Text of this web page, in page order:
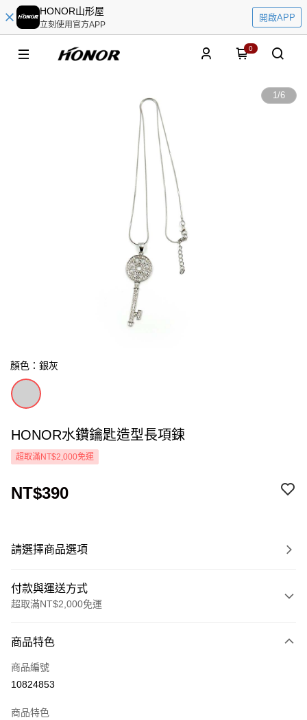
HONOR山形屋
立刻使用官方APP
開啟APP
0
1/6
顏色：銀灰
HONOR水鑽鑰匙造型長項鍊
超取滿NT$2,000免運
NT$390
請選擇商品選項
付款與運送方式
超取滿NT$2,000免運
信用卡一次付款
超商取貨付款
商品特色
商品編號
10824853
商品特色